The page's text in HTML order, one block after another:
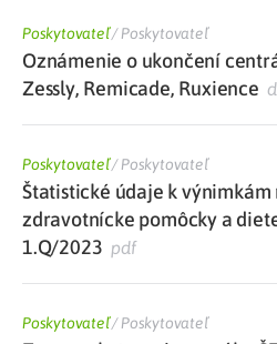
Poskytovateľ/Poskytovateľ
Oznámenie o ukončení
Zessly, Remicade, Ruxience
Poskytovateľ/Poskytovateľ
Štatistické údaje k výnimkám
zdravotnícke pomôcky a
1.Q/2023 pdf
Poskytovateľ/Poskytovateľ